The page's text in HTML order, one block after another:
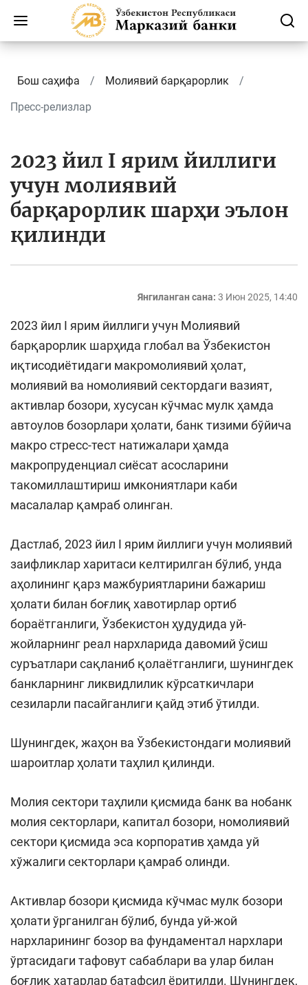
Бош саҳифа
Молиявий барқарорлик
Пресс-релизлар
2023 йил I ярим йиллиги
учун молиявий
барқарорлик шарҳи эълон
қилинди
Янгиланган сана: 3 Июн 2025, 14:40
2023 йил I ярим йиллиги учун Молиявий
барқарорлик шарҳида глобал ва Ўзбекистон
иқтисодиётидаги макромолиявий ҳолат,
молиявий ва номолиявий сектордаги вазият,
активлар бозори, хусусан кўчмас мулк ҳамда
автоулов бозорлари ҳолати, банк тизими бўйича
макро стресс-тест натижалари ҳамда
макропруденциал сиёсат асосларини
такомиллаштириш имкониятлари каби
масалалар қамраб олинган.
Дастлаб, 2023 йил I ярим йиллиги учун молиявий
заифликлар харитаси келтирилган бўлиб, унда
аҳолининг қарз мажбуриятларини бажариш
ҳолати билан боғлиқ хавотирлар ортиб
бораётганлиги, Ўзбекистон ҳудудида уй-
жойларнинг реал нархларида давомий ўсиш
суръатлари сақланиб қолаётганлиги, шунингдек
банкларнинг ликвидлилик кўрсаткичлари
сезиларли пасайганлиги қайд этиб ўтилди.
Шунингдек, жаҳон ва Ўзбекистондаги молиявий
шароитлар ҳолати таҳлил қилинди.
Молия сектори таҳлили қисмида банк ва нобанк
молия секторлари, капитал бозори, номолиявий
сектори қисмида эса корпоратив ҳамда уй
хўжалиги секторлари қамраб олинди.
Активлар бозори қисмида кўчмас мулк бозори
ҳолати ўрганилган бўлиб, бунда уй-жой
нархларининг бозор ва фундаментал нархлари
ўртасидаги тафовут сабаблари ва улар билан
боғлиқ хатарлар батафсил ёритилди. Шунингдек,